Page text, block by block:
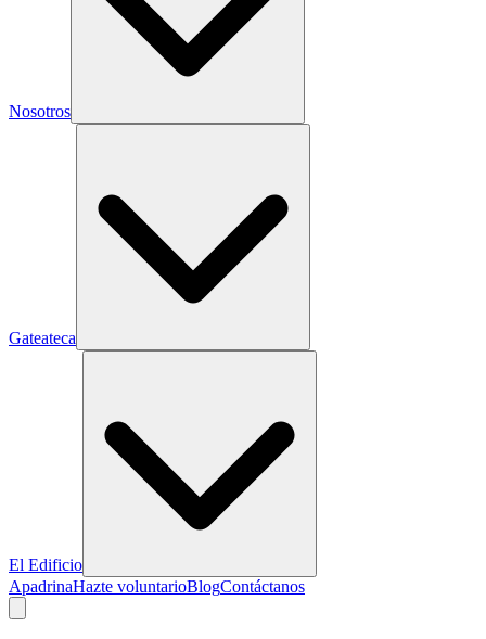
Nosotros
Gateateca
El Edificio
ApadrinaHazte voluntarioBlogContáctanos